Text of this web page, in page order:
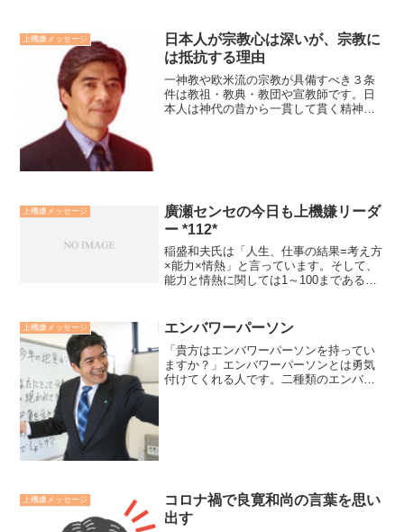
上機嫌メッセージ
日本人が宗教心は深いが、宗教に
は抵抗する理由
一神教や欧米流の宗教が具備すべき３条
件は教祖・教典・教団や宣教師です。日
本人は神代の昔から一貫して貫く精神は
上機嫌メッセージ
廣瀬センセの今日も上機嫌リーダ
ー *112*
稲盛和夫氏は「人生、仕事の結果=考え方
×能力×情熱」と言っています。そして、
能力と情熱に関しては1～100まである。
＋100まであると言い、考え方によって結
果はプラ...
上機嫌メッセージ エンバワーパーソン
「貴方はエンバワーパーソンを持ってい
ますか？」エンバワーパーソンとは勇気
付けてくれる人です。二種類のエンバワ
上機嫌メッセージ
コロナ禍で良寛和尚の言葉を思い
出す